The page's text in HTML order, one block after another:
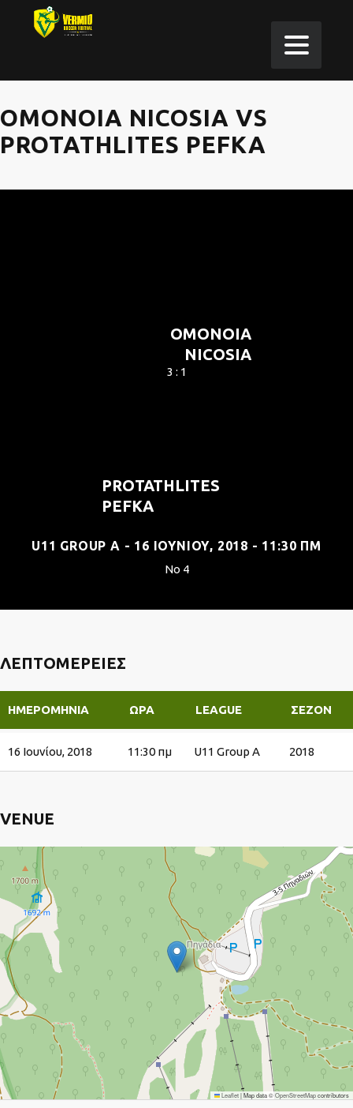
OMONOIA NICOSIA VS
PROTATHLITES PEFKA
OMONOIA
NICOSIA
3 : 1
PROTATHLITES
PEFKA
U11 GROUP A - 16 ΙΟΥΝΊΟΥ, 2018 - 11:30 ΠΜ
No 4
ΛΕΠΤΟΜΈΡΕΙΕΣ
ΗΜΕΡΟΜΗΝΊΑ ΏΡΑ LEAGUE ΣΕΖΌΝ
16 Ιουνίου, 2018 11:30 πμ U11 Group A 2018
VENUE
Leaflet|Map data ©OpenStreetMapcontributors